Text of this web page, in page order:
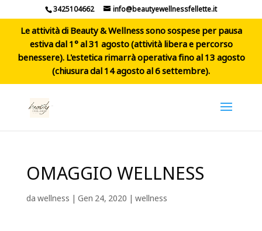
3425104662 info@beautyewellnessfellette.it
Le attività di Beauty & Wellness sono sospese per pausa
estiva dal 1° al 31 agosto (attività libera e percorso
benessere). L'estetica rimarrà operativa fino al 13 agosto
(chiusura dal 14 agosto al 6 settembre).
OMAGGIO WELLNESS
dawellness | Gen 24, 2020 | wellness